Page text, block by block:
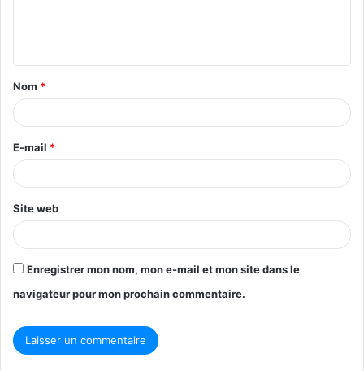
t
a
e
*
Nom *
E-mail *
Site web
Enregistrer mon nom, mon e-mail et mon site dans le
navigateur pour mon prochain commentaire.